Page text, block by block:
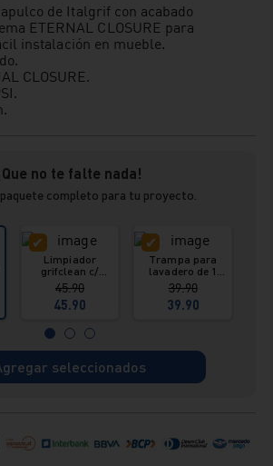
de Italgrif con acabado
ETERNAL CLOSURE para
instalación en mueble.
CLOSURE.
no te falte nada!
completo para tu proyecto.
Limpiador
grifclean c/
pulverizador 615
ml Vainsa
45.90
45.90
Trampa para
lavadero de 1
poza Vainsa
39.90
39.90
seleccionados